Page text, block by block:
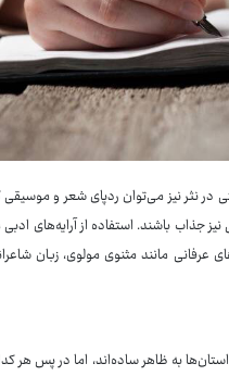
در نثر نیز می‌توان ردپای شعر و
جذاب باشند. استفاده از آرایه‌های ادبی
مانند مثنوی مولوی، زبان
به ظاهر ساده‌اند، اما در پس هر